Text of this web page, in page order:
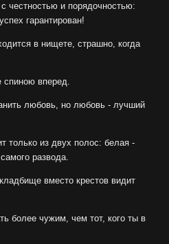
честностью и порядочностью:
гарантирован!
в нищете, страшно, когда
спиною вперед.
любовь, но любовь - лучший
только из двух полос: белая -
развода.
вместо крестов видит
более чужим, чем тот, кого ты в